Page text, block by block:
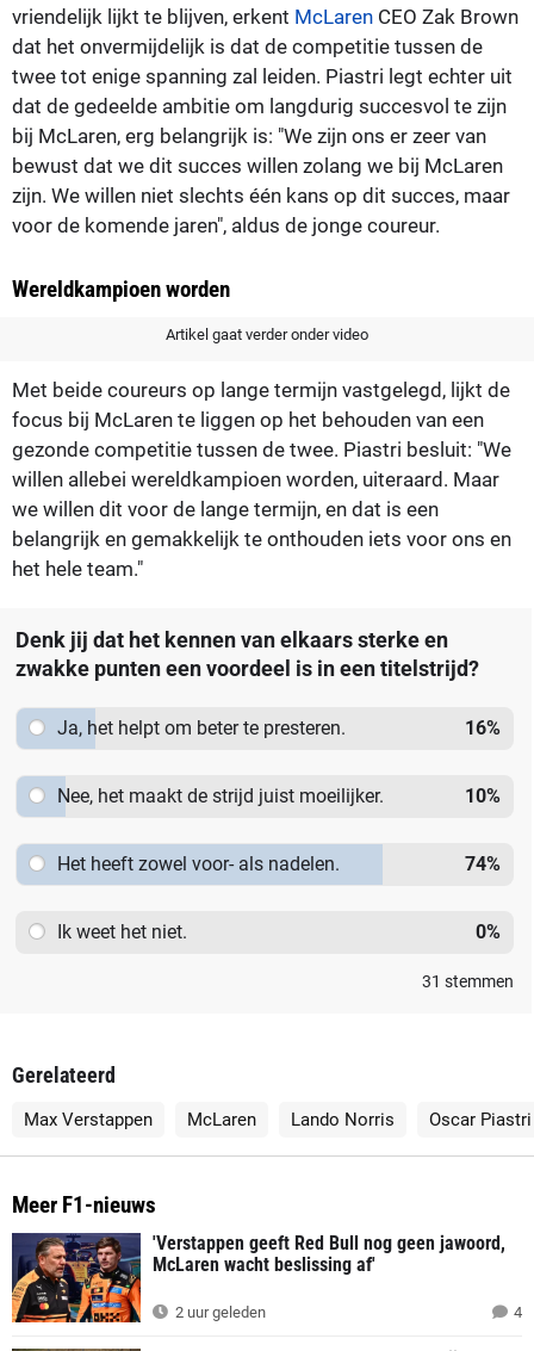
vriendelijk lijkt te blijven, erkent McLaren CEO Zak Brown
dat het onvermijdelijk is dat de competitie tussen de
twee tot enige spanning zal leiden. Piastri legt echter uit
dat de gedeelde ambitie om langdurig succesvol te zijn
bij McLaren, erg belangrijk is: "We zijn ons er zeer van
bewust dat we dit succes willen zolang we bij McLaren
zijn. We willen niet slechts één kans op dit succes, maar
voor de komende jaren", aldus de jonge coureur.
Wereldkampioen worden
Artikel gaat verder onder video
Met beide coureurs op lange termijn vastgelegd, lijkt de
focus bij McLaren te liggen op het behouden van een
gezonde competitie tussen de twee. Piastri besluit: "We
willen allebei wereldkampioen worden, uiteraard. Maar
we willen dit voor de lange termijn, en dat is een
belangrijk en gemakkelijk te onthouden iets voor ons en
het hele team."
Denk jij dat het kennen van elkaars sterke en
zwakke punten een voordeel is in een titelstrijd?
Ja, het helpt om beter te presteren. 16%
Nee, het maakt de strijd juist moeilijker. 10%
Het heeft zowel voor- als nadelen. 74%
Ik weet het niet. 0%
31 stemmen
Gerelateerd
Max Verstappen McLaren Lando Norris Oscar Piastri
Meer F1-nieuws
'Verstappen geeft Red Bull nog geen jawoord,
McLaren wacht beslissing af'
2 uur geleden 4